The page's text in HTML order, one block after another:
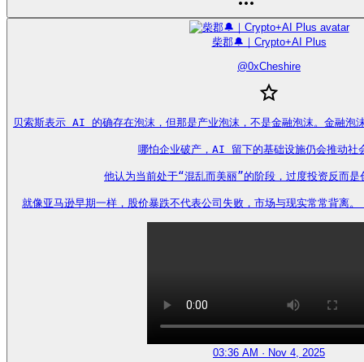
柴郡🔔｜Crypto+AI Plus
@0xCheshire
贝索斯表示 AI 的确存在泡沫，但那是产业泡沫，不是金融泡沫。金融泡
哪怕企业破产，AI 留下的基础设施仍会推动社
他认为当前处于“混乱而美丽”的阶段，过度投资反而是
就像亚马逊早期一样，股价暴跌不代表公司失败，市场与现实常常
03:36 AM · Nov 4, 2025